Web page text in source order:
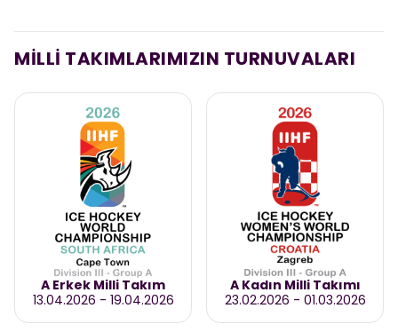
MİLLİ TAKIMLARIMIZIN TURNUVALARI
A Erkek Milli Takım
13.04.2026 - 19.04.2026
A Kadın Milli Takımı
23.02.2026 - 01.03.2026